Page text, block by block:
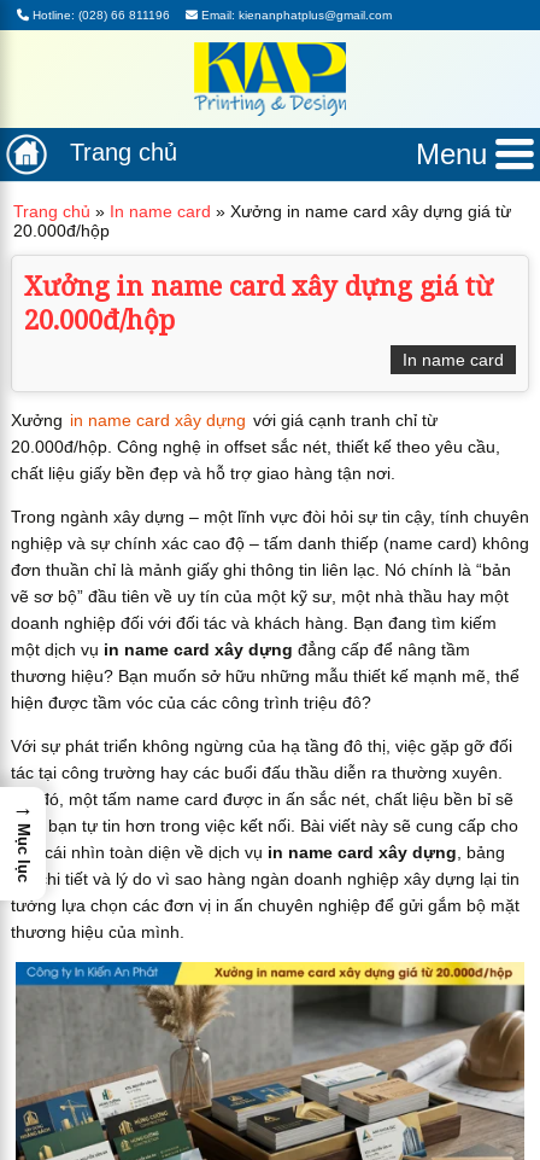
Hotline: (028) 66 811196 Email: kienanphatplus@gmail.com
Trang chủ Menu
Trang chủ » In name card » Xưởng in name card xây dựng giá từ
20.000đ/hộp
Xưởng in name card xây dựng giá từ
20.000đ/hộp
In name card
Xưởng in name card xây dựng với giá cạnh tranh chỉ từ
20.000đ/hộp. Công nghệ in offset sắc nét, thiết kế theo yêu cầu,
chất liệu giấy bền đẹp và hỗ trợ giao hàng tận nơi.
Trong ngành xây dựng – một lĩnh vực đòi hỏi sự tin cậy, tính chuyên
nghiệp và sự chính xác cao độ – tấm danh thiếp (name card) không
đơn thuần chỉ là mảnh giấy ghi thông tin liên lạc. Nó chính là “bản
vẽ sơ bộ” đầu tiên về uy tín của một kỹ sư, một nhà thầu hay một
doanh nghiệp đối với đối tác và khách hàng. Bạn đang tìm kiếm
một dịch vụ in name card xây dựng đẳng cấp để nâng tầm
thương hiệu? Bạn muốn sở hữu những mẫu thiết kế mạnh mẽ, thể
hiện được tầm vóc của các công trình triệu đô?
Với sự phát triển không ngừng của hạ tầng đô thị, việc gặp gỡ đối
tác tại công trường hay các buổi đấu thầu diễn ra thường xuyên.
Khi đó, một tấm name card được in ấn sắc nét, chất liệu bền bỉ sẽ
giúp bạn tự tin hơn trong việc kết nối. Bài viết này sẽ cung cấp cho
bạn cái nhìn toàn diện về dịch vụ in name card xây dựng, bảng
giá chi tiết và lý do vì sao hàng ngàn doanh nghiệp xây dựng lại tin
tưởng lựa chọn các đơn vị in ấn chuyên nghiệp để gửi gắm bộ mặt
thương hiệu của mình.
→
Mục lục